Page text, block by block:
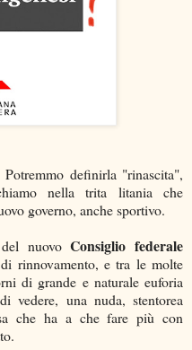
definirla "rinascita",
nella trita litania che
governo, anche sportivo.
del nuovoConsiglio federale
rinnovamento, e tra le molte
di grande e naturale euforia
vedere, una nuda, stentorea
che ha a che fare più con